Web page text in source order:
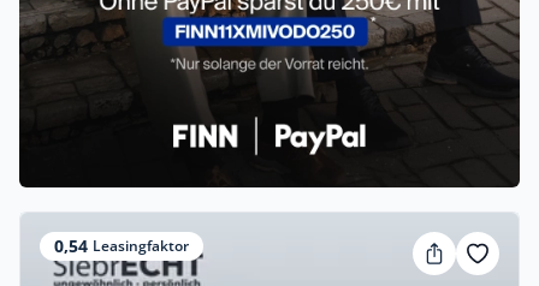
0,54 Leasingfaktor